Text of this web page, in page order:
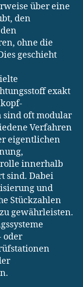
über eine
den
ohne die
geschieht
exakt
sind oft modular
Verfahren
eigentlichen
innerhalb
sind. Dabei
und
Stückzahlen
gewährleisten.
oder